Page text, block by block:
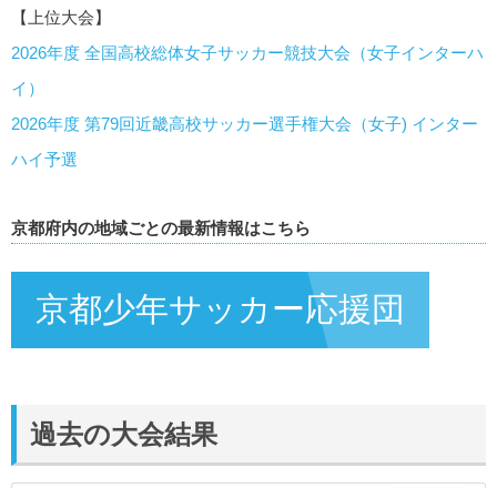
【上位大会】
2026年度 全国高校総体女子サッカー競技大会（女子インターハ
イ）
2026年度 第79回近畿高校サッカー選手権大会（女子) インター
ハイ予選
京都府内の地域ごとの最新情報はこちら
京都少年サッカー応援団
過去の大会結果